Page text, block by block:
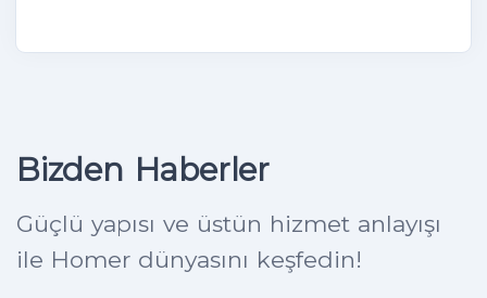
Bizden Haberler
Güçlü yapısı ve üstün hizmet anlayışı
ile Homer dünyasını keşfedin!